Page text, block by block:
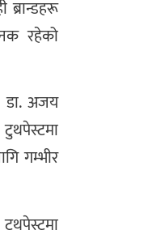
रहेको
डा. अजय
गम्भीर